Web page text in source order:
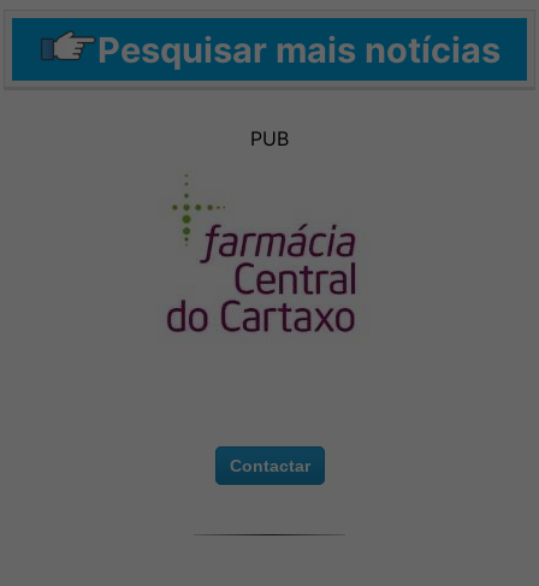
Pesquisar mais notícias
PUB
Contactar